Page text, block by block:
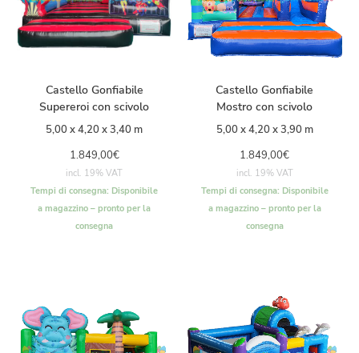
Castello Gonfiabile
Supereroi con scivolo
5,00 x 4,20 x 3,40 m
1.849,00€
incl. 19% VAT
Tempi di consegna: Disponibile
a magazzino – pronto per la
consegna
Castello Gonfiabile
Mostro con scivolo
5,00 x 4,20 x 3,90 m
1.849,00€
incl. 19% VAT
Tempi di consegna: Disponibile
a magazzino – pronto per la
consegna